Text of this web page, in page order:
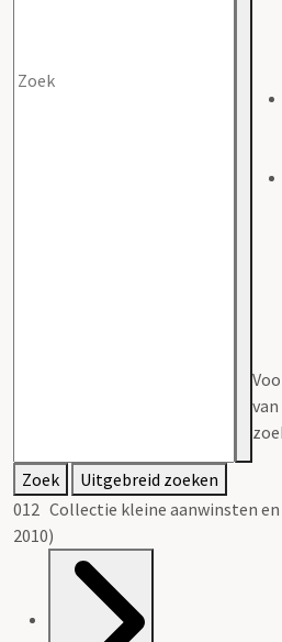
Zoek
Uitgebreid zoeken
012 Collectie kleine aanwinsten
2010)